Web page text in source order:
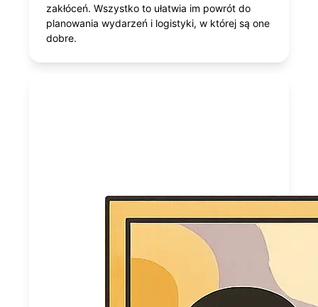
zakłóceń. Wszystko to ułatwia im powrót do
planowania wydarzeń i logistyki, w której są one
dobre.